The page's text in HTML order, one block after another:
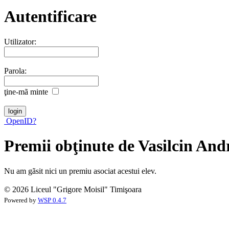
Autentificare
Utilizator:
Parola:
ţine-mã minte
OpenID?
Premii obţinute de Vasilcin
Nu am gãsit nici un premiu asociat acestui elev.
© 2026 Liceul "Grigore Moisil" Timişoara
Powered by WSP 0.4.7